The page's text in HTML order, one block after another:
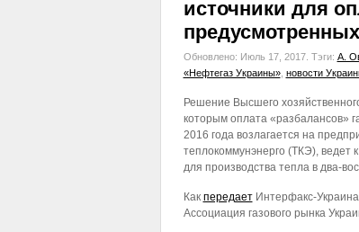
источники для
Обновлено: Июль 17, 2017. Тэги: А.
«Нефтегаз Украины», новости
Решение Высшего
которым оплата «разбалансов»
2016 года возлагается на
теплокоммунэнерго (ТКЭ), ведет
для производства тепла в два-
Как передаетИнтерфакс-
Ассоциация газового рынка